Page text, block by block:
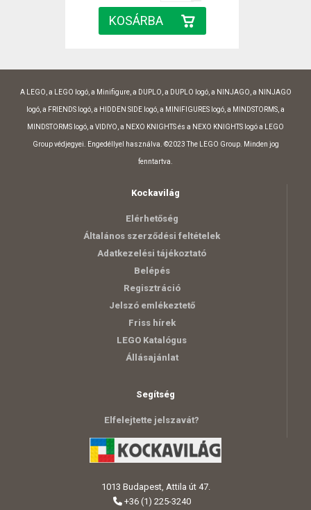
A LEGO, a LEGO logó, a Minifigure, a DUPLO, a DUPLO logó, a NINJAGO, a NINJAGO
logó, a FRIENDS logó, a HIDDEN SIDE logó, a MINIFIGURES logó, a MINDSTORMS, a
MINDSTORMS logó, a VIDIYO, a NEXO KNIGHTS és a NEXO KNIGHTS logó a LEGO
Group védjegyei. Engedéllyel használva. ©2023 The LEGO Group. Minden jog
fenntartva.
Kockavilág
Elérhetőség
Általános szerződési feltételek
Adatkezelési tájékoztató
Belépés
Regisztráció
Jelszó emlékeztető
Friss hírek
LEGO Katalógus
Állásajánlat
Segítség
Elfelejtette jelszavát?
1013 Budapest, Attila út 47.
+36 (1) 225-3240